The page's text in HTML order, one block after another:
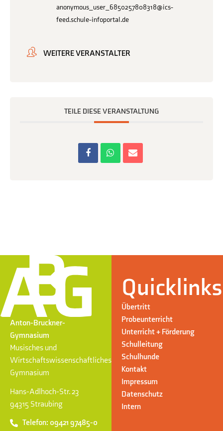
anonymous_user_6850257808318@ics-
feed.schule-infoportal.de
WEITERE VERANSTALTER
TEILE DIESE VERANSTALTUNG
Anton-Bruckner-
Gymnasium
Musisches und
Wirtschaftswissenschaftliches
Gymnasium
Hans-Adlhoch-Str. 23
94315 Straubing
Telefon: 09421 97485-0
Quicklinks
Übertritt
Probeunterricht
Unterricht + Förderung
Schulleitung
Schulhunde
Kontakt
Impressum
Datenschutz
Intern